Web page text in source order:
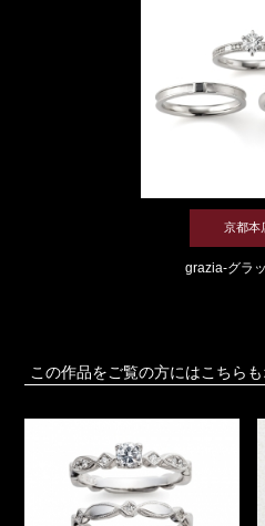
京都本
grazia-グラ
この作品をご覧の方にはこちら